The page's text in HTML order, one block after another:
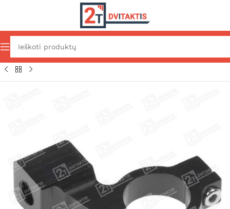
Pradžia Važiuoklė ir išorė Išorės dalys Veidrodėliai